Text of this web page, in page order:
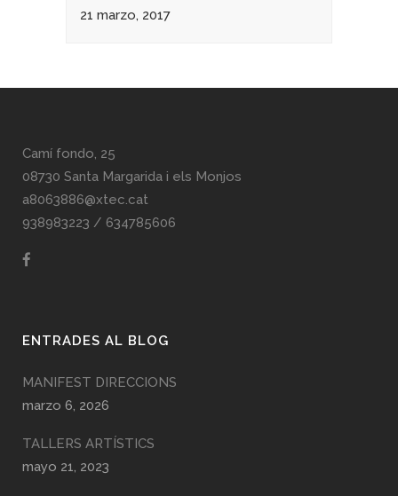
21 marzo, 2017
Camí fondo, 25
08730 Santa Margarida i els Monjos
a8063886@xtec.cat
938983223 / 634785606
ENTRADES AL BLOG
MANIFEST DIRECCIONS
marzo 6, 2026
TALLERS ARTÍSTICS
mayo 21, 2023